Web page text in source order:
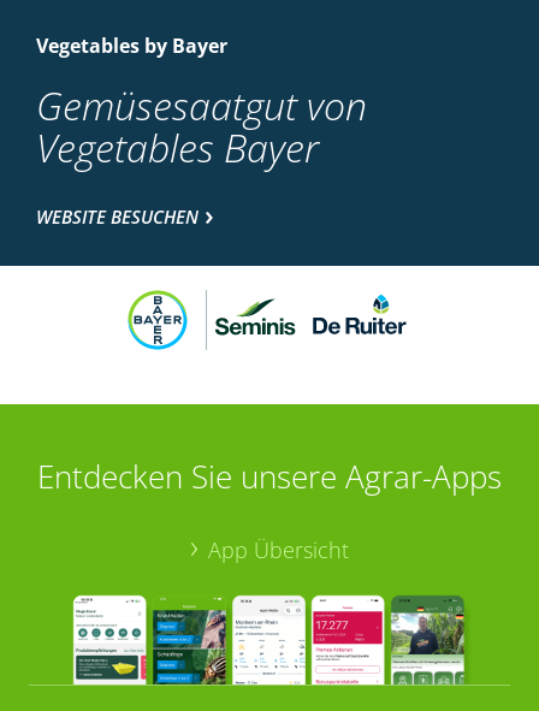
Vegetables by Bayer
Gemüsesaatgut von
Vegetables Bayer
WEBSITE BESUCHEN
Entdecken Sie unsere Agrar-Apps
App Übersicht